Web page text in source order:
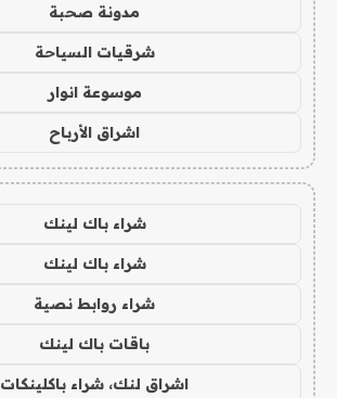
مدونة صحبة
شرقيات السياحة
موسوعة انوار
اشراق الأرباح
شراء باك لينك
شراء باك لينك
شراء روابط نصية
باقات باك لينك
اشراق لنك، شراء باكلينكات